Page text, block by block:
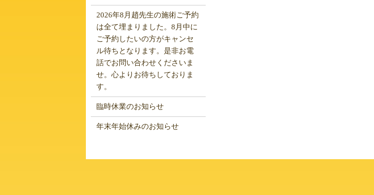
2026年8月趙先生の施術ご予約
は全て埋まりました。8月中に
ご予約したいの方がキャンセ
ル待ちとなります。是非お電
話でお問い合わせくださいま
せ。心よりお待ちしておりま
す。
臨時休業のお知らせ
年末年始休みのお知らせ